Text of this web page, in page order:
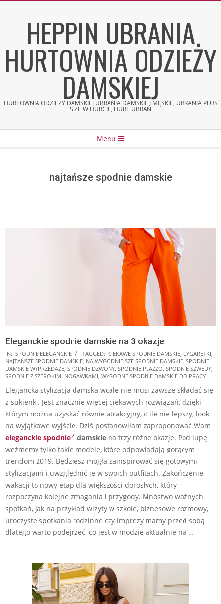
HEPPIN UBRANIA
HURTOWNIA ODZIEŻY
DAMSKIEJ
HURTOWNIA ODZIEŻY DAMSKIEJ UBRANIA DAMSKIE I MĘSKIE, UBRANIA PLUS
SIZE W HURCIE, HURT UBRAŃ
Menu
najtańsze spodnie damskie
Eleganckie spodnie damskie na 3 okazje
2025-
08-
16
IN: SPODNIE ELEGANCKIE TAGGED: CIEKAWE SPODNIE DAMSKIE CYGARETKI
NAJTAŃSZE SPODNIE DAMSKIE NAJWYGODNIEJSZE SPODNIE DAMSKIE SPODNIE
DAMSKIE WYPRZEDAŻE SPODNIE DZWONY SPODNIE PLAZZO SPODNIE SZWEDY
SPODNIE Z SZEROKIMI NOGAWKAMI WYGODNE SPODNIE DAMSKIE DO PRACY
Elegancka stylizacja damska wcale nie musi zawsze składać się
z sukienki. Jest znacznie więcej ciekawych rozwiązań, dzięki
którym można uzyskać równie atrakcyjny, o ile nie lepszy, look
na wyjątkowe wyjście. Dziś postanowiłam zaproponować Wam
eleganckie spodnie
damskie na trzy różne okazje. Pod lupę
weźmemy tylko takie modele, które odpowiadają gorącym
trendom 2019. Będziesz mogła zainspirować się gotowymi
stylizacjami i uwzględnić je w swoich outfitach. Zakończenie
wakacji to nowy etap dla większości dorosłych, który
rozpoczyna kolejne zmagania i przygody. Mnóstwo ważnych
spotkań, jak na przykład wizyty w szkole, biznesowe rozmowy,
uroczyste spotkania rodzinne czy imprezy mamy przed sobą
dlatego warto podejrzeć, co jest w modzie aktualnie na …